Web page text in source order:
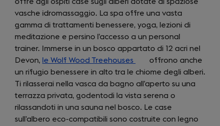
new
tab)
vasche idromassaggio. La spa offre una vasta
gamma di trattamenti benessere, yoga, lezioni di
meditazione e persino l’accesso a un personal
trainer. Immerse in un bosco appartato di 12 acri nel
Devon, le Wolf Wood Treehouses
(opens
in
a
new
tab)
offrono anche
un rifugio benessere in alto tra le chiome degli alberi.
Ti rilasserai nella vasca da bagno all’aperto su una
terrazza privata, godentodi la vista serena o
rilassandoti in una sauna nel bosco. Le case
sull’albero eco-compatibili sono costruite con legno